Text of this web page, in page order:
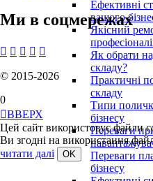
Ефективні
вашого
Якісний
Як обрати
складу?
Практичні
складу
Типи
бізнесу
Переваги
Переваги
бізнесу
Ми в соцмережах
    
© 2015-2026
0
ВВЕРХ
Цей сайт використовує файли
Ви згодні на використання
читати далі